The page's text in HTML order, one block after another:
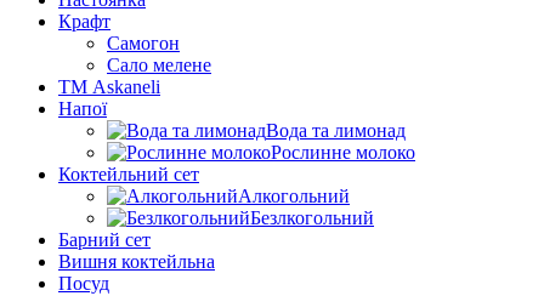
Крафт
Самогон
Сало мелене
ТМ Askaneli
Напої
Вода та лимонад
Рослинне молоко
Коктейльний сет
Алкогольний
Безлкогольний
Барний сет
Вишня коктейльна
Посуд